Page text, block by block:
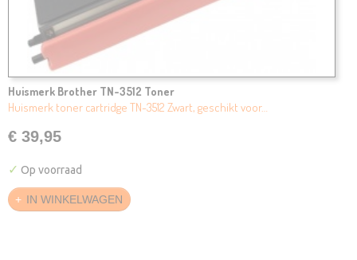
Huismerk Brother TN-3512 Toner
Huismerk toner cartridge TN-3512 Zwart, geschikt voor…
€ 39,95
✓ Op voorraad
IN WINKELWAGEN